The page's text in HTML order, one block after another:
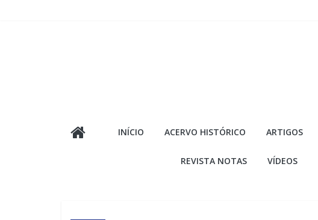
INÍCIO ACERVO HISTÓRICO ARTIGOS
REVISTA NOTAS VÍDEOS